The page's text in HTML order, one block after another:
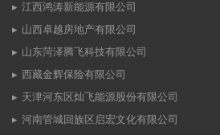
江西鸿涛新能源有限公司
山西卓越房地产有限公司
山东菏泽腾飞科技有限公司
西藏金辉保险有限公司
天津河东区灿飞能源股份有限公司
河南管城回族区启宏文化有限公司